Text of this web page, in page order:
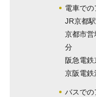
電車での
JR京都
京都市営
分
阪急電
京阪電鉄
バスでの